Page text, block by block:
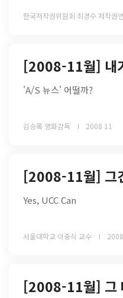
한국저작권위원회 최경수 저작권
[2008-11월] 내
'A/S 뉴스' 어떨까?
김승록 영화감독 2008 11
[2008-11월] 그
Yes, UCC Can
서울대학교 이중식 교수
[2008-11월] 그